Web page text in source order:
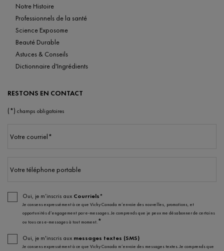
Notre Histoire
Professionnels de la santé
Science Exposome
Beauté Durable
Astuces & Conseils
Dictionnaire d'Ingrédients
RESTONS EN CONTACT
(*) champs obligatoires
Votre courriel*
Votre téléphone portable
Oui, je m’inscris aux Courriels*
Je consens expressément à ce que Vichy Canada m’envoie des nouvelles, promotions, et
opportunités d’engagement par e-messages. Je comprends que je peux me désabonner de certains
ou tous ces e-messages à tout moment.*
Oui, je m'inscris aux messages textes (SMS)
Je consens expressément à ce que Vichy Canada m’envoie des messages textes. Je comprends que